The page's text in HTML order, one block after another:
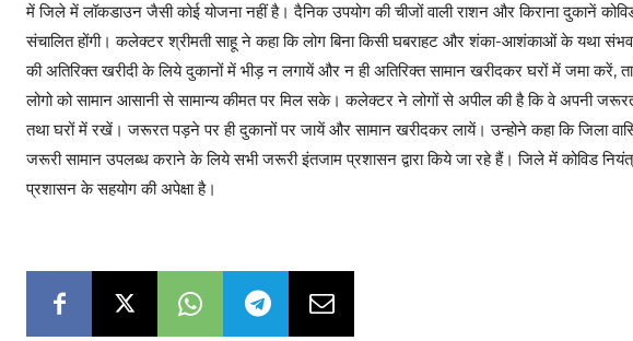
में जिले में लॉकडाउन जैसी कोई योजना नहीं है। दैनिक उपयोग की चीजों वाली राशन और किराना दुकानें
संचालित होंगी। कलेक्टर श्रीमती साहू ने कहा कि लोग बिना किसी घबराहट और शंका-आशंकाओं के यथा
की अतिरिक्त खरीदी के लिये दुकानों में भीड़ न लगायें और न ही अतिरिक्त सामान खरीदकर घरों में जमा करें,
लोगो को सामान आसानी से सामान्य कीमत पर मिल सके। कलेक्टर ने लोगों से अपील की है कि वे अपनी
तथा घरों में रखें। जरूरत पड़ने पर ही दुकानों पर जायें और सामान खरीदकर लायें। उन्होने कहा कि जिला
जरूरी सामान उपलब्ध कराने के लिये सभी जरूरी इंतजाम प्रशासन द्वारा किये जा रहे हैं। जिले में कोविड
प्रशासन के सहयोग की अपेक्षा है।